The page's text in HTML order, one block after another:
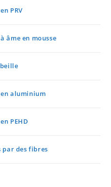
PRV
âme en mousse
aluminium
PEHD
des fibres